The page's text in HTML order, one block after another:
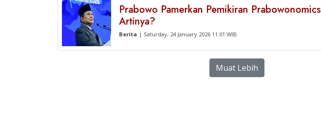
Prabowo Pamerkan Pemikiran
Artinya?
Berita | Saturday, 24 January 2026 11:01 WIB
Muat Lebih